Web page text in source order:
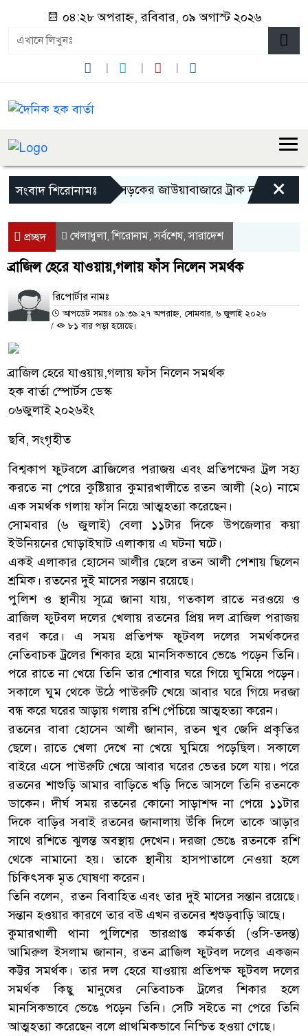
০৪:২৮ অপরাহ্ন, রবিবার, ০৯ অগাস্ট ২০২৬
সংবাদ শিরোনামঃ
‎সিলেট-সুনামগঞ্জ সড়কের জাউয়াবাজারে ট্রাক দুর্ঘটনা, ×
প্রচ্ছদ খেলাধুলা,শিরোনাম ,সর্বশেষ,সারাদেশ
ব্রাজিল হেরে যাওয়ায়,গলায় ফাঁস নিলেন সমর্থক
রিপোর্টার নামঃ
আপডেট সময়ঃ ০৯:৩৯:২৭ অপরাহ্ন, সোমবার, ৬ জুলাই ২০২৬
/
৮১ বার পড়া হয়েছে।
ব্রাজিল হেরে যাওয়ায়,গলায় ফাঁস নিলেন সমর্থক
হক বার্তা স্পোর্টস ডেস্ক
০৬জুলাই ২০২৬ইং
ছবি, সংগৃহীত
বিশ্বকাপ ফুটবলে ব্রাজিলের পরাজয় এবং প্রতিপক্ষের ট্রল সহ্য
করতে না পেরে কুষ্টিয়ার কুমারখালীতে রতন আলী (২০) নামে
এক সমর্থক গলায় ফাঁস নিয়ে আত্মহত্যা করেছেন।
সোমবার (৬ জুলাই) বেলা ১১টার দিকে উপজেলার কয়া
ইউনিয়নের ঘোড়াইঘাট এলাকায় এ ঘটনা ঘটে।
একই এলাকার হোসেন আলীর ছেলে রতন আলী পেশায় ছিলেন
শ্রমিক। রতনের দুই মাসের সন্তান রয়েছে।
পুলিশ ও স্থানীয় সূত্রে জানা যায়, গতকাল রাতে নরওয়ে ও
ব্রাজিল ফুটবল দলের খেলায় রতনের প্রিয় দল ব্রাজিল পরাজয়
বরণ করে। এ সময় প্রতিপক্ষ ফুটবল দলের সমর্থকদের
নেতিবাচক ট্রলের শিকার হয়ে মানসিকভাবে ভেঙে পড়েন তিনি।
পরে রাতে না খেয়ে তিনি তার শোবার ঘরে গিয়ে ঘুমিয়ে পড়েন।
সকালে ঘুম থেকে উঠে পাউরুটি খেয়ে আবার ঘরে গিয়ে দরজা
বন্ধ করে ঘরের আড়ায় গলায় রশি পেঁচিয়ে আত্মহত্যা করেন।
রতনের বাবা হোসেন আলী জানান, রতন খুব জেদি প্রকৃতির
ছেলে। রাতে খেলা দেখে না খেয়ে ঘুমিয়ে পড়েছিল। সকালে
বাইরে এসে পাউরুটি খেয়ে আবার ঘরের ভেতর চলে যায়। পরে
রতনের শাশুড়ি আমার বাড়িতে খড়ি দিতে আসলে তিনি রতনকে
ডাকেন। দীর্ঘ সময় রতনের কোনো সাড়াশব্দ না পেয়ে ১১টার
দিকে বাড়ির সবাই রতনের জানালায় উঁকি দিলে তাকে আড়ার
সাথে রশিতে ঝুলন্ত অবস্থায় দেখেন। দরজা ভেঙে রতনকে রশি
থেকে নামানো হয়। তাকে স্থানীয় হাসপাতালে নেওয়া হলে
চিকিৎসক মৃত ঘোষণা করেন।
তিনি বলেন, রতন বিবাহিত এবং তার দুই মাসের সন্তান রয়েছে।
সন্তান হওয়ার কারণে তার বউ এখন রতনের শ্বশুড়বাড়ি আছে।
কুমারখালী থানা পুলিশের ভারপ্রাপ্ত কর্মকর্তা (ওসি-তদন্ত)
আমিরুল ইসলাম জানান, রতন ব্রাজিল ফুটবল দলের একজন
কট্টর সমর্থক। তার দল হেরে যাওয়ায় প্রতিপক্ষ ফুটবল দলের
সমর্থক কিছু মানুষের নেতিবাচক ট্রলের শিকার হলে
মানসিকভাবে ভেঙে পড়েন তিনি। সেটি সইতে না পেরে তিনি
আত্মহত্যা করেছেন বলে প্রাথমিকভাবে নিশ্চিত হওয়া গেছে।